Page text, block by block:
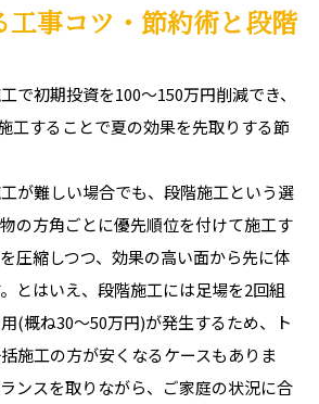
工事コツ・節約術と段階
で初期投資を100〜150万円削減でき、
工することで夏の効果を先取りする節
が難しい場合でも、段階施工という選
の方角ごとに優先順位を付けて施工す
圧縮しつつ、効果の高い面から先に体
とはいえ、段階施工には足場を2回組
(概ね30〜50万円)が発生するため、ト
施工の方が安くなるケースもありま
ンスを取りながら、ご家庭の状況に合